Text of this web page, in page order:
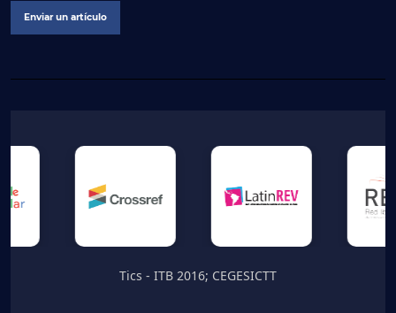
Enviar un artículo
Tics - ITB 2016; CEGESICTT